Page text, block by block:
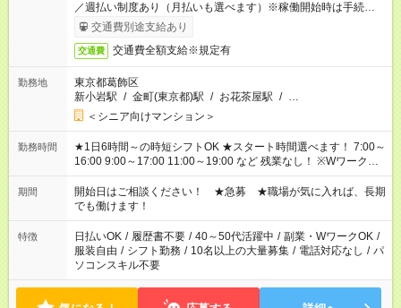
／週払い制度あり（月払いも選べます）※稼働開始時は手続き完
了次第のお支払いとなります。
交通費別途支給あり
交通費 交通費全額支給※規定有
勤務地
東京都葛飾区
新小岩駅 / 金町(東京都)駅 / お花茶屋駅 / …
＜シニア向けマンション＞
勤務時間
★1日6時間～の時短シフトOK ★スタート時間選べます！ 7:00～
16:00 9:00～17:00 11:00～19:00 など 残業なし！ ※Wワークの
場合、他のお仕事と合わせ週40時間超の就業はご案内できませ
ん ※法令に基づき、週20時間以上勤務は社会保険への加入対象
となります ※労働者派遣法（日雇い派遣の原則禁止）により、
短時間・短期間の就業はご案内が難しい場合があります
期間
開始日はご相談ください！ ★急募 ★職場が気に入れば、長期
でも働けます！
特徴 日払いOK / 履歴書不要 / 40～50代活躍中 / 副業・WワークOK /
服装自由 / シフト勤務 / 10名以上の大量募集 / 電話対応なし / パ
ソコンスキル不要